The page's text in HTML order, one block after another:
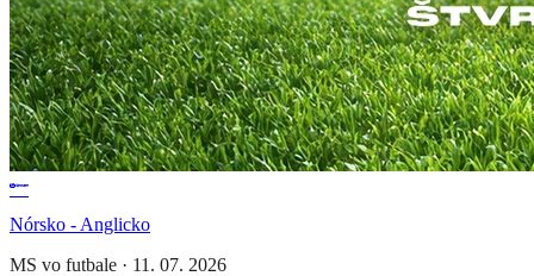
Nórsko - Anglicko
MS vo futbale · 11. 07. 2026